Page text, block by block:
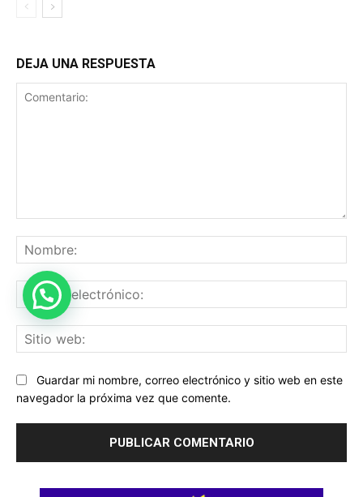
DEJA UNA RESPUESTA
Guardar mi nombre, correo electrónico y sitio web en este
navegador la próxima vez que comente.